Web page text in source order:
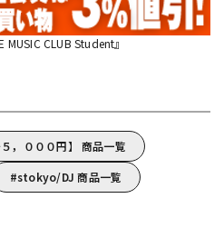
CLUB Student』
，０００円】 商品一覧
stokyo/DJ 商品一覧